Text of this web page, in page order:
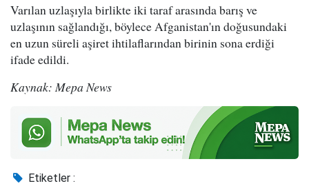
Varılan uzlaşıyla birlikte iki taraf arasında barış ve
uzlaşının sağlandığı, böylece Afganistan'ın doğusundaki
en uzun süreli aşiret ihtilaflarından birinin sona erdiği
ifade edildi.
Kaynak: Mepa News
Etiketler :